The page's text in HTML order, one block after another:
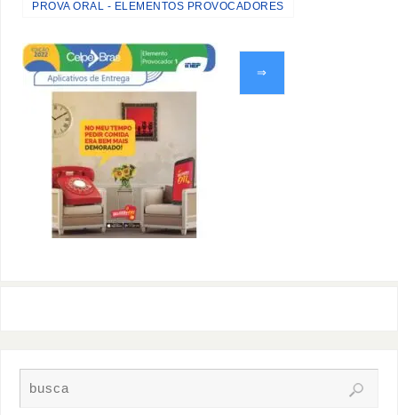
PROVA ORAL - ELEMENTOS PROVOCADORES
⇒